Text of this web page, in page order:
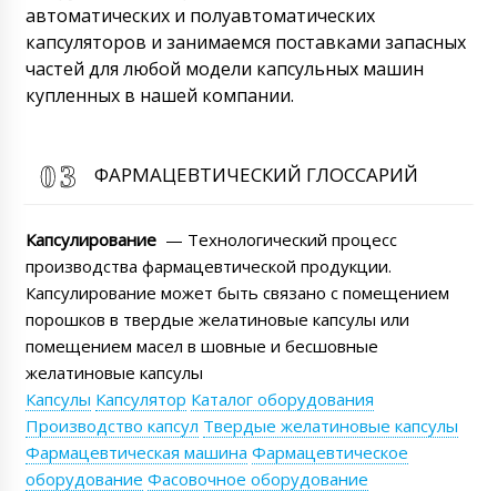
автоматических и полуавтоматических
капсуляторов и занимаемся поставками запасных
частей для любой модели капсульных машин
купленных в нашей компании.
ФАРМАЦЕВТИЧЕСКИЙ ГЛОССАРИЙ
Капсулирование — Технологический процесс
производства фармацевтической продукции.
Капсулирование может быть связано с помещением
порошков в твердые желатиновые капсулы или
помещением масел в шовные и бесшовные
желатиновые капсулы
Капсулы Капсулятор Каталог оборудования
Производство капсул Твердые желатиновые капсулы
Фармацевтическая машина Фармацевтическое
оборудование Фасовочное оборудование